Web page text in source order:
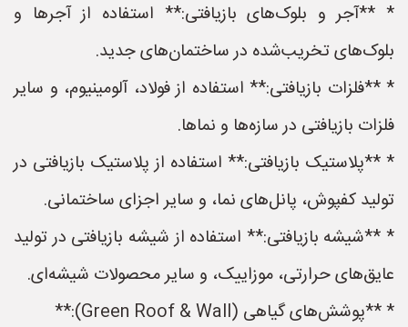
* **آجر و بلوک‌های بازیافتی:** استفاده از آجرها و
بلوک‌های تخریب‌شده در ساختمان‌های جدید.
* **فلزات بازیافتی:** استفاده از فولاد، آلومینیوم، و سایر
فلزات بازیافتی در سازه‌ها و نماها.
* **پلاستیک بازیافتی:** استفاده از پلاستیک بازیافتی در
تولید کفپوش، پانل‌های نما، و سایر اجزای ساختمانی.
* **شیشه بازیافتی:** استفاده از شیشه بازیافتی در تولید
عایق‌های حرارتی، موزاییک، و سایر محصولات شیشه‌ای.
* **پوشش‌های گیاهی (Green Roof & Wall):**